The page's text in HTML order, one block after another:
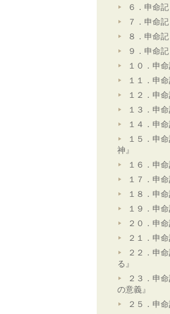
６．申命
７．申命
８．申命
９．申命
１０．申
１１．申
１２．申
１３．申
１４．申
１５．申
神』
１６．申
１７．申
１８．申
１９．申
２０．申
２１．申
２２．申
る』
２３．申
の意義』
２５．申